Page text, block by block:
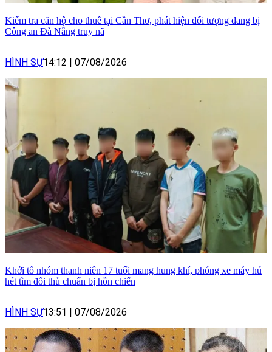
Kiểm tra căn hộ cho thuê tại Cần Thơ, phát hiện đối tượng đang bị
Công an Đà Nẵng truy nã
HÌNH SỰ14:12 | 07/08/2026
Khởi tố nhóm thanh niên 17 tuổi mang hung khí, phóng xe máy hú
hét tìm đối thủ chuẩn bị hỗn chiến
HÌNH SỰ13:51 | 07/08/2026